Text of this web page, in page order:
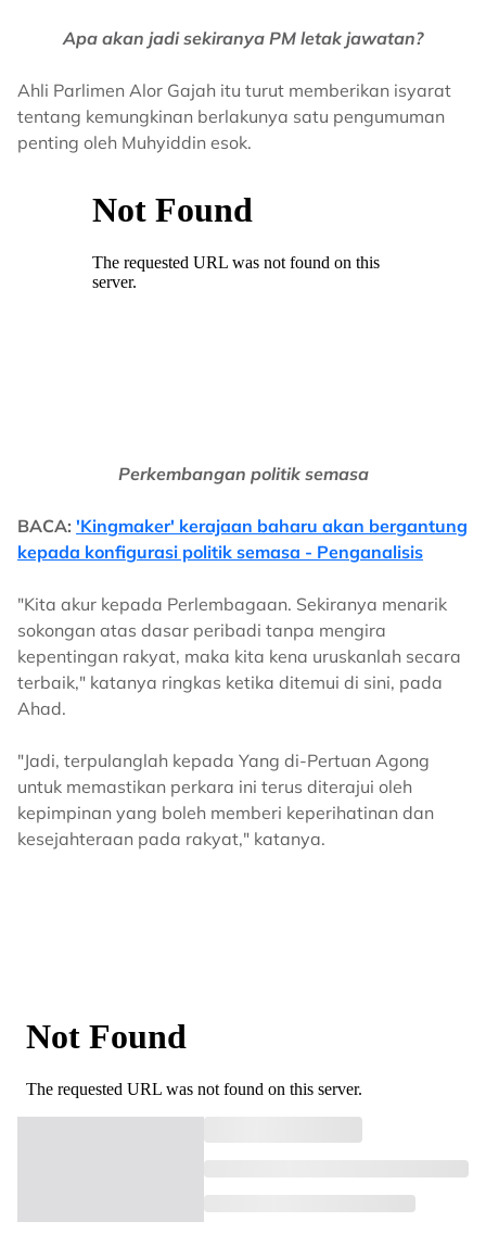
Apa akan jadi sekiranya PM letak jawatan?
Ahli Parlimen Alor Gajah itu turut memberikan isyarat
tentang kemungkinan berlakunya satu pengumuman
penting oleh Muhyiddin esok.
Perkembangan politik semasa
BACA: 'Kingmaker' kerajaan baharu akan bergantung
kepada konfigurasi politik semasa - Penganalisis
"Kita akur kepada Perlembagaan. Sekiranya menarik
sokongan atas dasar peribadi tanpa mengira
kepentingan rakyat, maka kita kena uruskanlah secara
terbaik," katanya ringkas ketika ditemui di sini, pada
Ahad.
"Jadi, terpulanglah kepada Yang di-Pertuan Agong
untuk memastikan perkara ini terus diterajui oleh
kepimpinan yang boleh memberi keperihatinan dan
kesejahteraan pada rakyat," katanya.